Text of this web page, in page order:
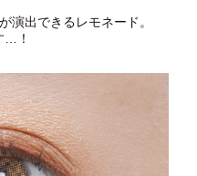
演出できるレモネード。
…！